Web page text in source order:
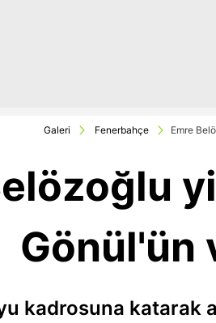
Galeri Fenerbahçe Emre
Gönül'ün
kadrosuna katarak